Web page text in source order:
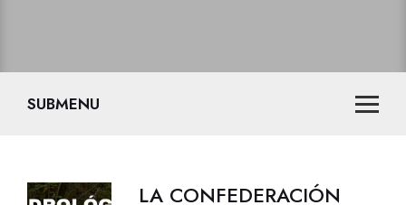
SUBMENU
LA CONFEDERACIÓN